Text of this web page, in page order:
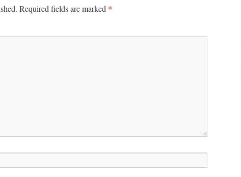
Required fields are marked *